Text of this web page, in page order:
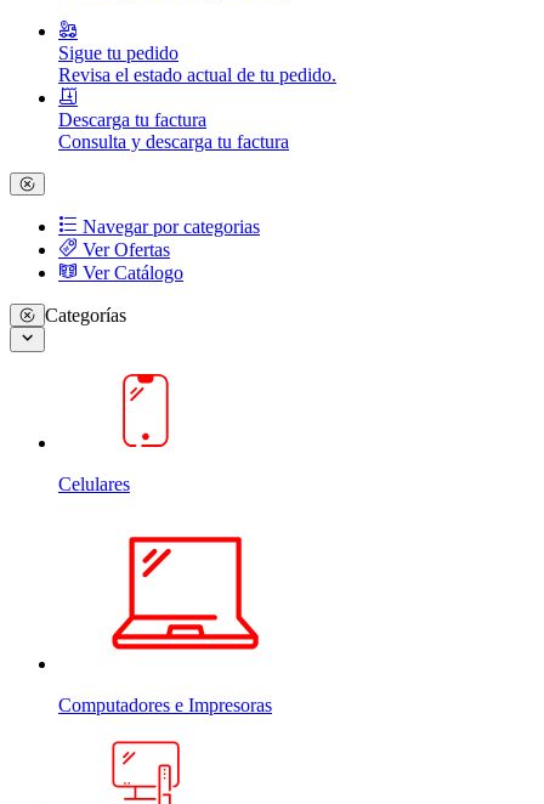
Sigue tu pedido
Revisa el estado actual de tu pedido.
Descarga tu factura
Consulta y descarga tu factura
Navegar por categorias
Ver Ofertas
Ver Catálogo
Categorías
Celulares
Computadores e Impresoras